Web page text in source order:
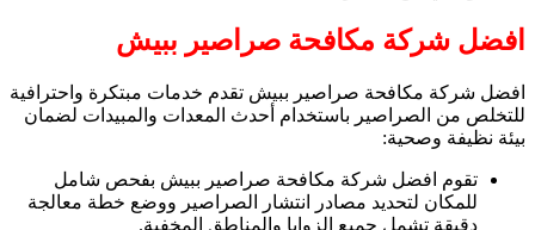
افضل شركة مكافحة صراصير ببيش
افضل شركة مكافحة صراصير ببيش تقدم خدمات مبتكرة واحترافية
للتخلص من الصراصير باستخدام أحدث المعدات والمبيدات لضمان
بيئة نظيفة وصحية:
تقوم افضل شركة مكافحة صراصير ببيش بفحص شامل
للمكان لتحديد مصادر انتشار الصراصير ووضع خطة معالجة
دقيقة تشمل جميع الزوايا والمناطق المخفية.